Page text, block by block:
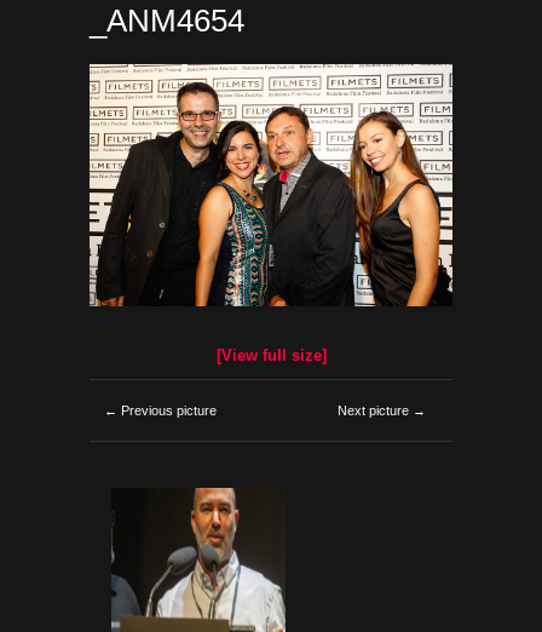
_ANM4654
[View full size]
← Previous picture Next picture →